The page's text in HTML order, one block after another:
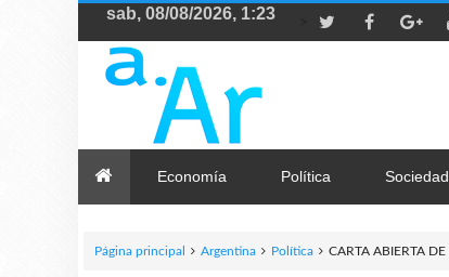
Economía Política Sociedad
Página principal Argentina Política CARTA ABIERTA